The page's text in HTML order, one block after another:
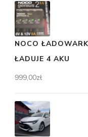
NOCO
ŁADUJE 4 AKU
999,00zł